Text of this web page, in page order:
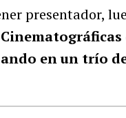
presentador,
en un trío